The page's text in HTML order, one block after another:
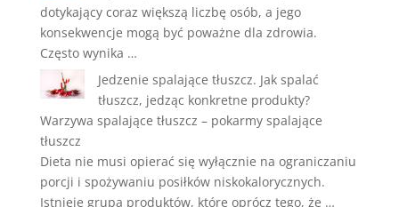
dotykający coraz większą liczbę osób, a jego
konsekwencje mogą być poważne dla zdrowia.
Często wynika …
Jedzenie spalające tłuszcz. Jak spalać
tłuszcz, jedząc konkretne produkty?
Warzywa spalające tłuszcz – pokarmy spalające
tłuszcz
Dieta nie musi opierać się wyłącznie na ograniczaniu
porcji i spożywaniu posiłków niskokalorycznych.
Istnieje grupa produktów, które oprócz tego, że …